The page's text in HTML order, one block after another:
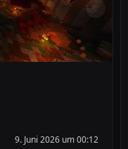
9. Juni 2026 um 00:12